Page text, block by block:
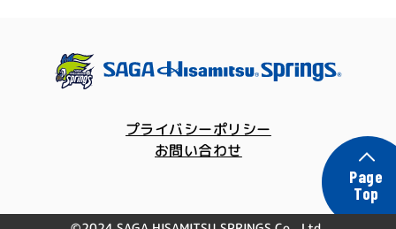
プライバシーポリシー
お問い合わせ
Page
Top